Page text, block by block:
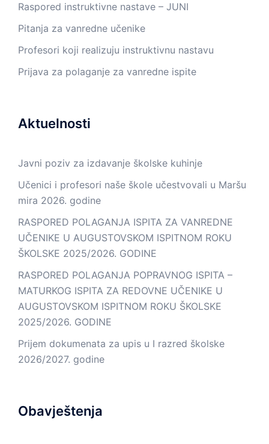
Raspored instruktivne nastave – JUNI
Pitanja za vanredne učenike
Profesori koji realizuju instruktivnu nastavu
Prijava za polaganje za vanredne ispite
Aktuelnosti
Javni poziv za izdavanje školske kuhinje
Učenici i profesori naše škole učestvovali u Maršu
mira 2026. godine
RASPORED POLAGANJA ISPITA ZA VANREDNE
UČENIKE U AUGUSTOVSKOM ISPITNOM ROKU
ŠKOLSKE 2025/2026. GODINE
RASPORED POLAGANJA POPRAVNOG ISPITA –
MATURKOG ISPITA ZA REDOVNE UČENIKE U
AUGUSTOVSKOM ISPITNOM ROKU ŠKOLSKE
2025/2026. GODINE
Prijem dokumenata za upis u I razred školske
2026/2027. godine
Obavještenja